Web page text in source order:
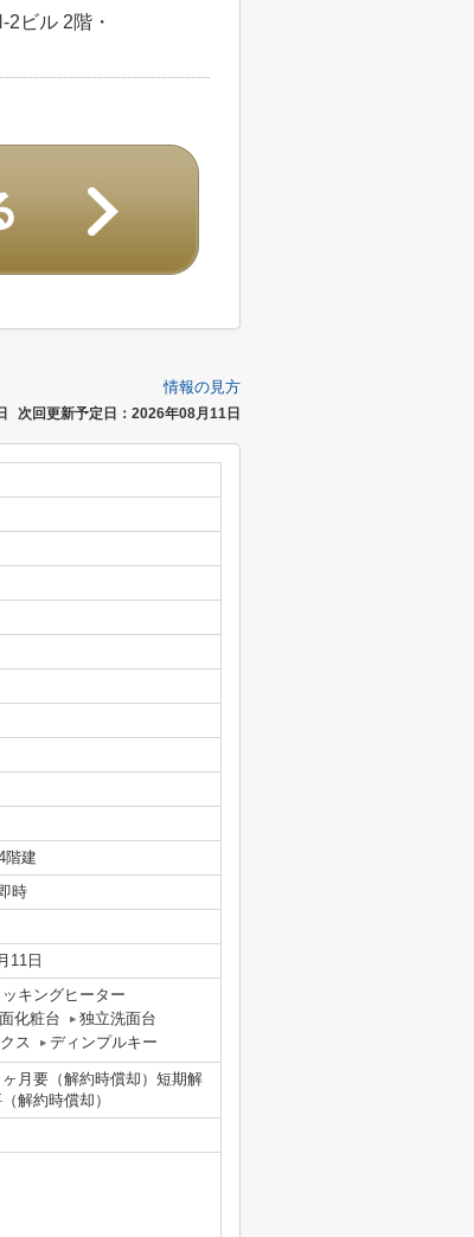
ビル 2階・
情報の見方
次回更新予定日：2026年08月11日
階建
時
11日
ッキングヒーター
化粧台
独立洗面台
ス ディンプルキー
月要（解約時償却）短期解
解約時償却）